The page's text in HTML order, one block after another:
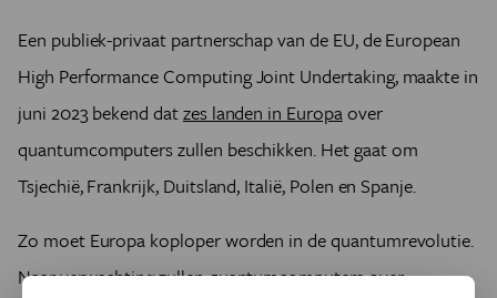
Een publiek-privaat partnerschap van de EU, de European
High Performance Computing Joint Undertaking, maakte in
juni 2023 bekend datzes landen in Europaover
quantumcomputers zullen beschikken. Het gaat om
Tsjechië, Frankrijk, Duitsland, Italië, Polen en Spanje.
Zo moet Europa koploper worden in de quantumrevolutie.
Naar verwachting zullen quantumcomputers over